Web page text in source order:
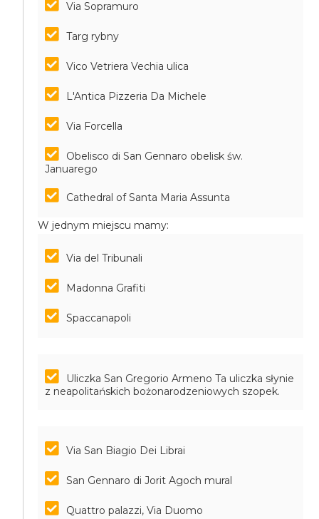
Via Sopramuro
Targ rybny
Vico Vetriera Vechia ulica
L'Antica Pizzeria Da Michele
Via Forcella
Obelisco di San Gennaro obelisk św.
Januarego
Cathedral of Santa Maria Assunta
W jednym miejscu mamy:
Via del Tribunali
Madonna Grafiti
Spaccanapoli
Uliczka San Gregorio Armeno Ta uliczka słynie
z neapolitańskich bożonarodzeniowych szopek.
Via San Biagio Dei Librai
San Gennaro di Jorit Agoch mural
Quattro palazzi, Via Duomo